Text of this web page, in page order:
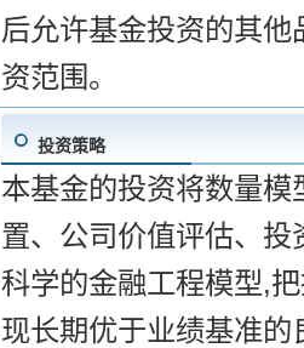
后允许基金投资的其
资范围。
投资策略
本基金的投资将数量
置、公司价值评估、
科学的金融工程模型,
现长期优于业绩基准